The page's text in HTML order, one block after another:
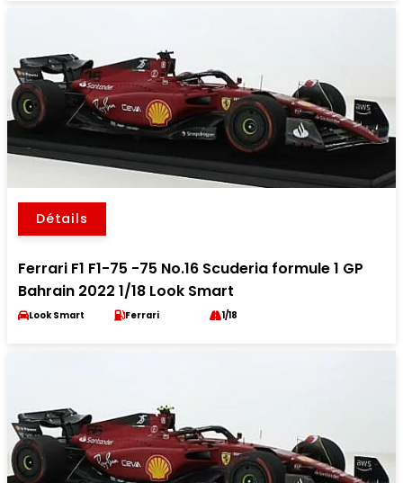
Détails
Ferrari F1 F1-75 -75 No.16 Scuderia formule 1 GP
Bahrain 2022 1/18 Look Smart
Look Smart Ferrari 1/18